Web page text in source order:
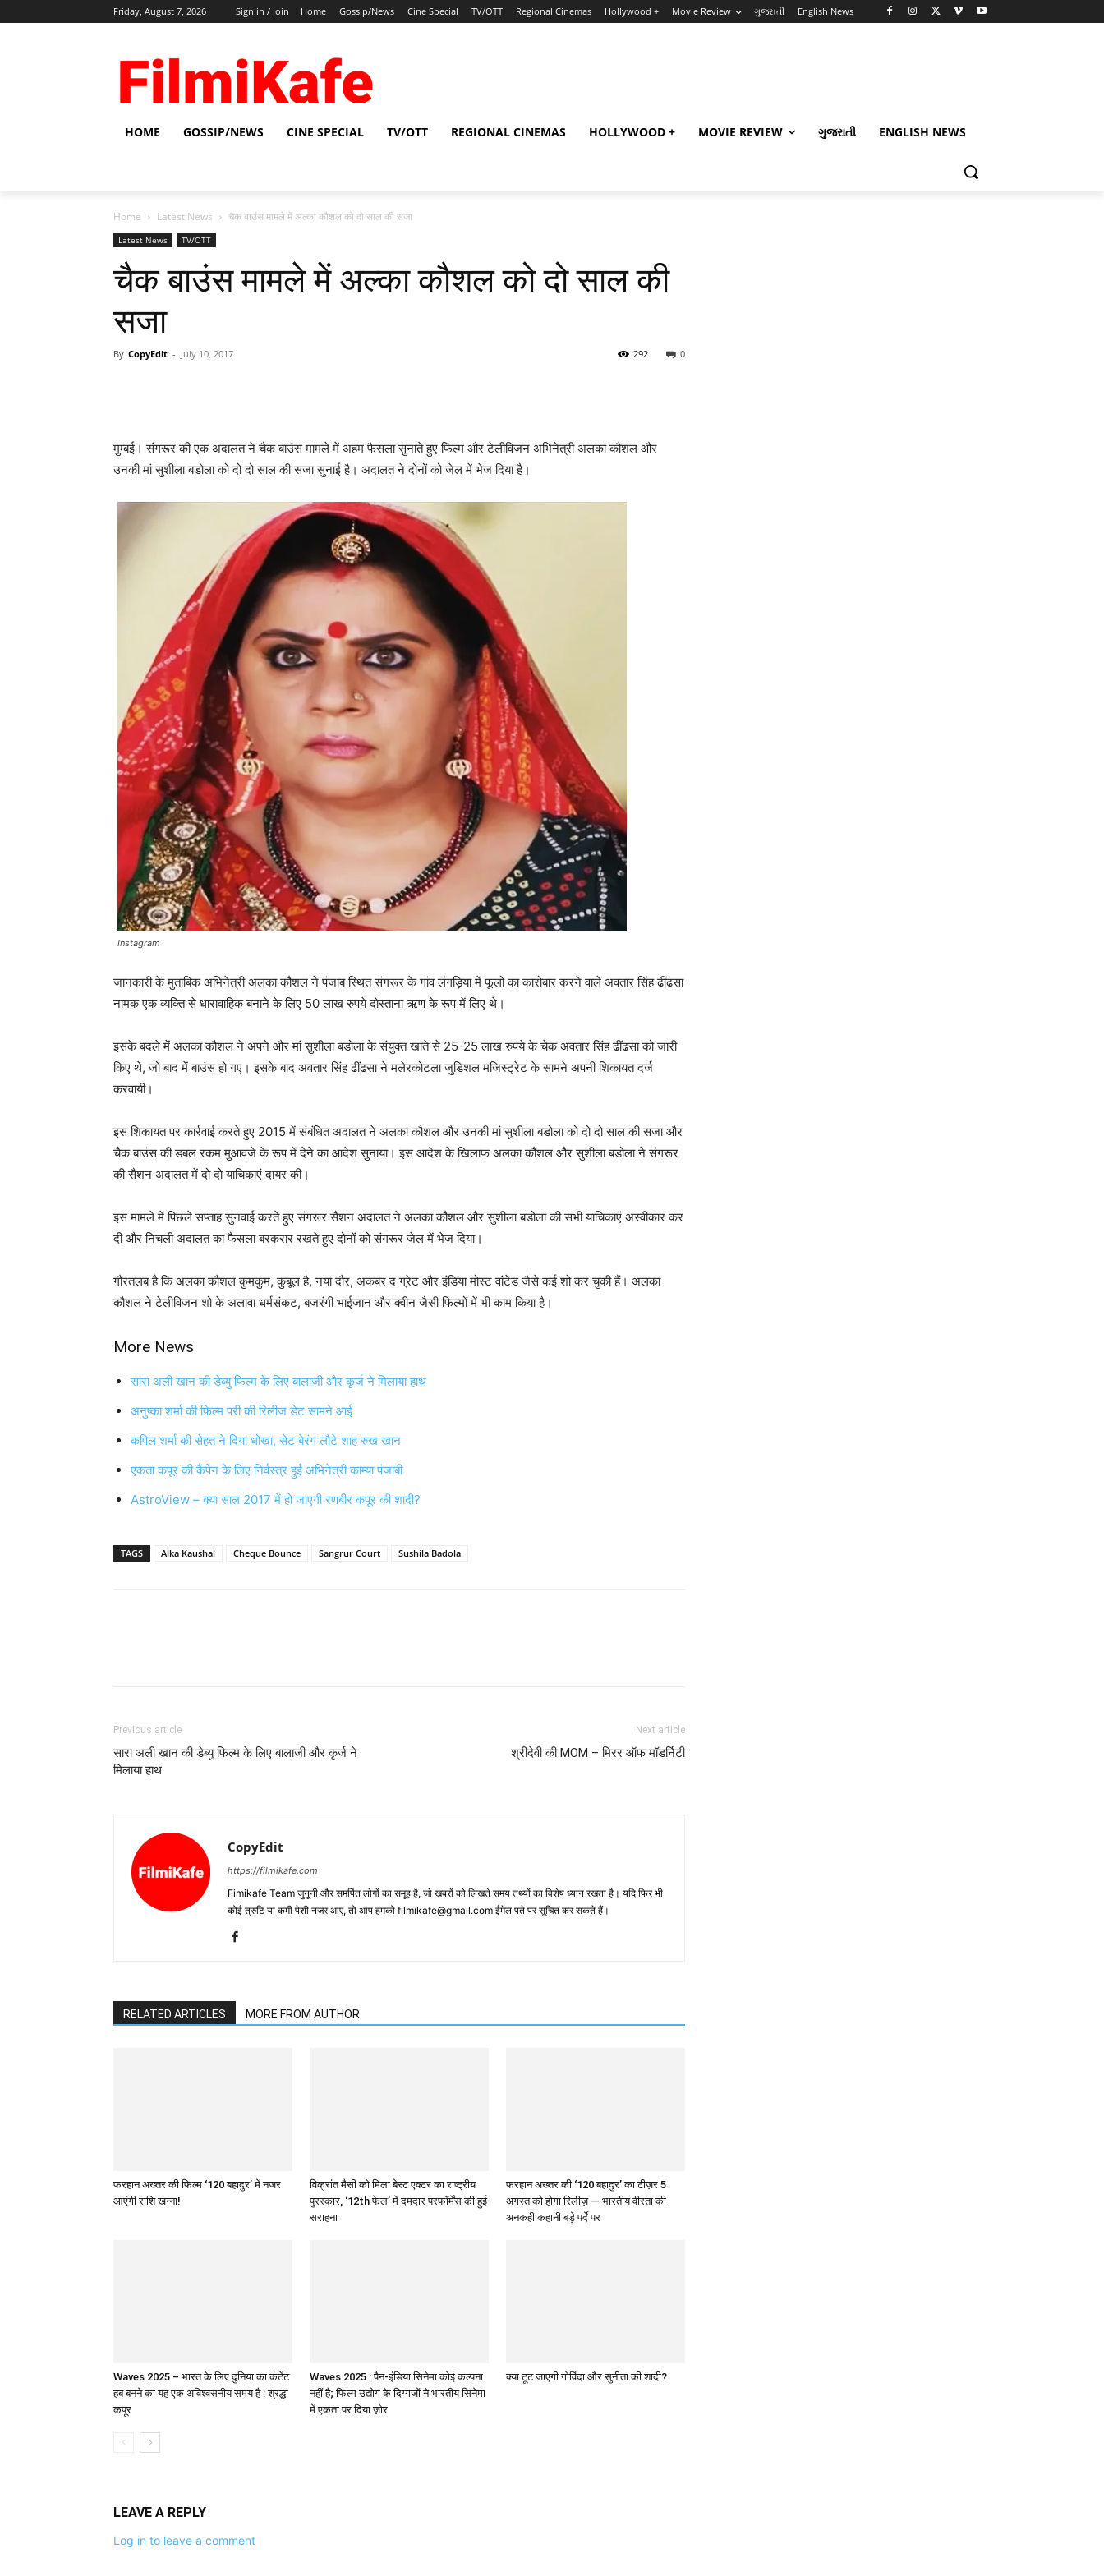
Friday, August 7, 2026 Sign in / Join Home Gossip/News Cine Special TV/OTT Regional Cinemas Hollywood + Movie Review ગુજરાતી English News
HOME GOSSIP/NEWS CINE SPECIAL TV/OTT REGIONAL CINEMAS HOLLYWOOD + MOVIE REVIEW ગુજરાતી ENGLISH NEWS
Home Latest News चैक बाउंस मामले में अल्‍का कौशल को दो साल की सजा
Latest News TV/OTT
चैक बाउंस मामले में अल्‍का कौशल को दो साल की
सजा
By CopyEdit - July 10, 2017 0
292
मुम्‍बई। संगरूर की एक अदालत ने चैक बाउंस मामले में अहम फैसला सुनाते हुए फिल्‍म और टेलीविजन अभिनेत्री अलका कौशल और
उनकी मां सुशीला बडोला को दो दो साल की सजा सुनाई है। अदालत ने दोनों को जेल में भेज दिया है।
Instagram
जानकारी के मुताबिक अभिनेत्री अलका कौशल ने पंजाब स्‍थित संगरूर के गांव लंगड़िया में फूलों का कारोबार करने वाले अवतार सिंह ढींढसा
नामक एक व्‍यक्‍ति से धारावाहिक बनाने के लिए 50 लाख रुपये दोस्‍ताना ऋण के रूप में लिए थे।
इसके बदले में अलका कौशल ने अपने और मां सुशीला बडोला के संयुक्‍त खाते से 25-25 लाख रुपये के चेक अवतार सिंह ढींढसा को जारी
किए थे, जो बाद में बाउंस हो गए। इसके बाद अवतार सिंह ढींढसा ने मलेरकोटला जुडिशल मजिस्ट्रेट के सामने अपनी शिकायत दर्ज
करवायी।
इस शिकायत पर कार्रवाई करते हुए 2015 में संबंधित अदालत ने अलका कौशल और उनकी मां सुशीला बडोला को दो दो साल की सजा और
चैक बाउंस की डबल रकम मुआवजे के रूप में देने का आदेश सुनाया। इस आदेश के खिलाफ अलका कौशल और सुशीला बडोला ने संगरूर
की सैशन अदालत में दो दो याचिकाएं दायर की।
इस मामले में पिछले सप्‍ताह सुनवाई करते हुए संगरूर सैशन अदालत ने अलका कौशल और सुशीला बडोला की सभी याचिकाएं अस्‍वीकार कर
दी और निचली अदालत का फैसला बरकरार रखते हुए दोनों को संगरूर जेल में भेज दिया।
गौरतलब है कि अलका कौशल कुमकुम, कुबूल है, नया दौर, अकबर द ग्रेट और इंडिया मोस्ट वांटेड जैसे कई शो कर चुकी हैं। अलका
कौशल ने टेलीविजन शो के अलावा धर्मसंकट, बजरंगी भाईजान और क्वीन जैसी फिल्‍मों में भी काम किया है।
More News
सारा अली खान की डेब्‍यु फिल्‍म के लिए बालाजी और कृर्ज ने मिलाया हाथ
अनुष्‍का शर्मा की फिल्‍म परी की रिलीज डेट सामने आई
कपिल शर्मा की सेहत ने दिया धोखा, सेट बेरंग लौटे शाह रुख खान
एकता कपूर की कैंपेन के लिए निर्वस्‍त्र हुई अभिनेत्री काम्‍या पंजाबी
AstroView – क्‍या साल 2017 में हो जाएगी रणबीर कपूर की शादी?
TAGS Alka Kaushal Cheque Bounce Sangrur Court Sushila Badola
Previous article
सारा अली खान की डेब्‍यु फिल्‍म के लिए बालाजी और कृर्ज ने
मिलाया हाथ
Next article
श्रीदेवी की MOM – मिरर ऑफ मॉडर्निटी
CopyEdit
https://filmikafe.com
Fimikafe Team जुनूनी और समर्पित लोगों का समूह है, जो ख़बरों को लिखते समय तथ्‍यों का विशेष ध्‍यान रखता है। यदि फिर भी
कोई त्रुटि या कमी पेशी नजर आए, तो आप हमको filmikafe@gmail.com ईमेल पते पर सूचित कर सकते हैं।
RELATED ARTICLES MORE FROM AUTHOR
फरहान अख्तर की फिल्म ‘120 बहादुर’ में नजर
आएंगी राशि खन्ना!
विक्रांत मैसी को मिला बेस्ट एक्टर का राष्ट्रीय
पुरस्कार, ‘12th फेल’ में दमदार परफॉर्मेंस की हुई
सराहना
फरहान अख्तर की ‘120 बहादुर’ का टीज़र 5
अगस्त को होगा रिलीज़ — भारतीय वीरता की
अनकही कहानी बड़े पर्दे पर
Waves 2025 – भारत के लिए दुनिया का कंटेंट
हब बनने का यह एक अविश्वसनीय समय है : श्रद्धा
कपूर
Waves 2025 : पैन-इंडिया सिनेमा कोई कल्पना
नहीं है; फिल्म उद्योग के दिग्गजों ने भारतीय सिनेमा
में एकता पर दिया ज़ोर
क्या टूट जाएगी गोविंदा और सुनीता की शादी?
LEAVE A REPLY
Log in to leave a comment